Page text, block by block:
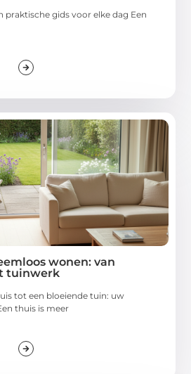
praktische gids voor elke dag Een
wonen: van
tuinwerk
tot een bloeiende tuin: uw
thuis is meer